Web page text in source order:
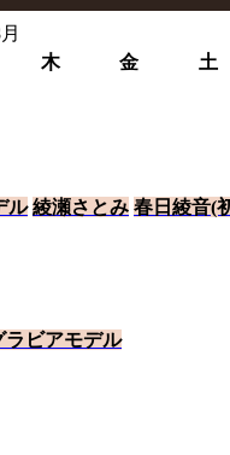
木 金
土
ル 綾瀬さとみ 春日綾音(
ラビアモデル